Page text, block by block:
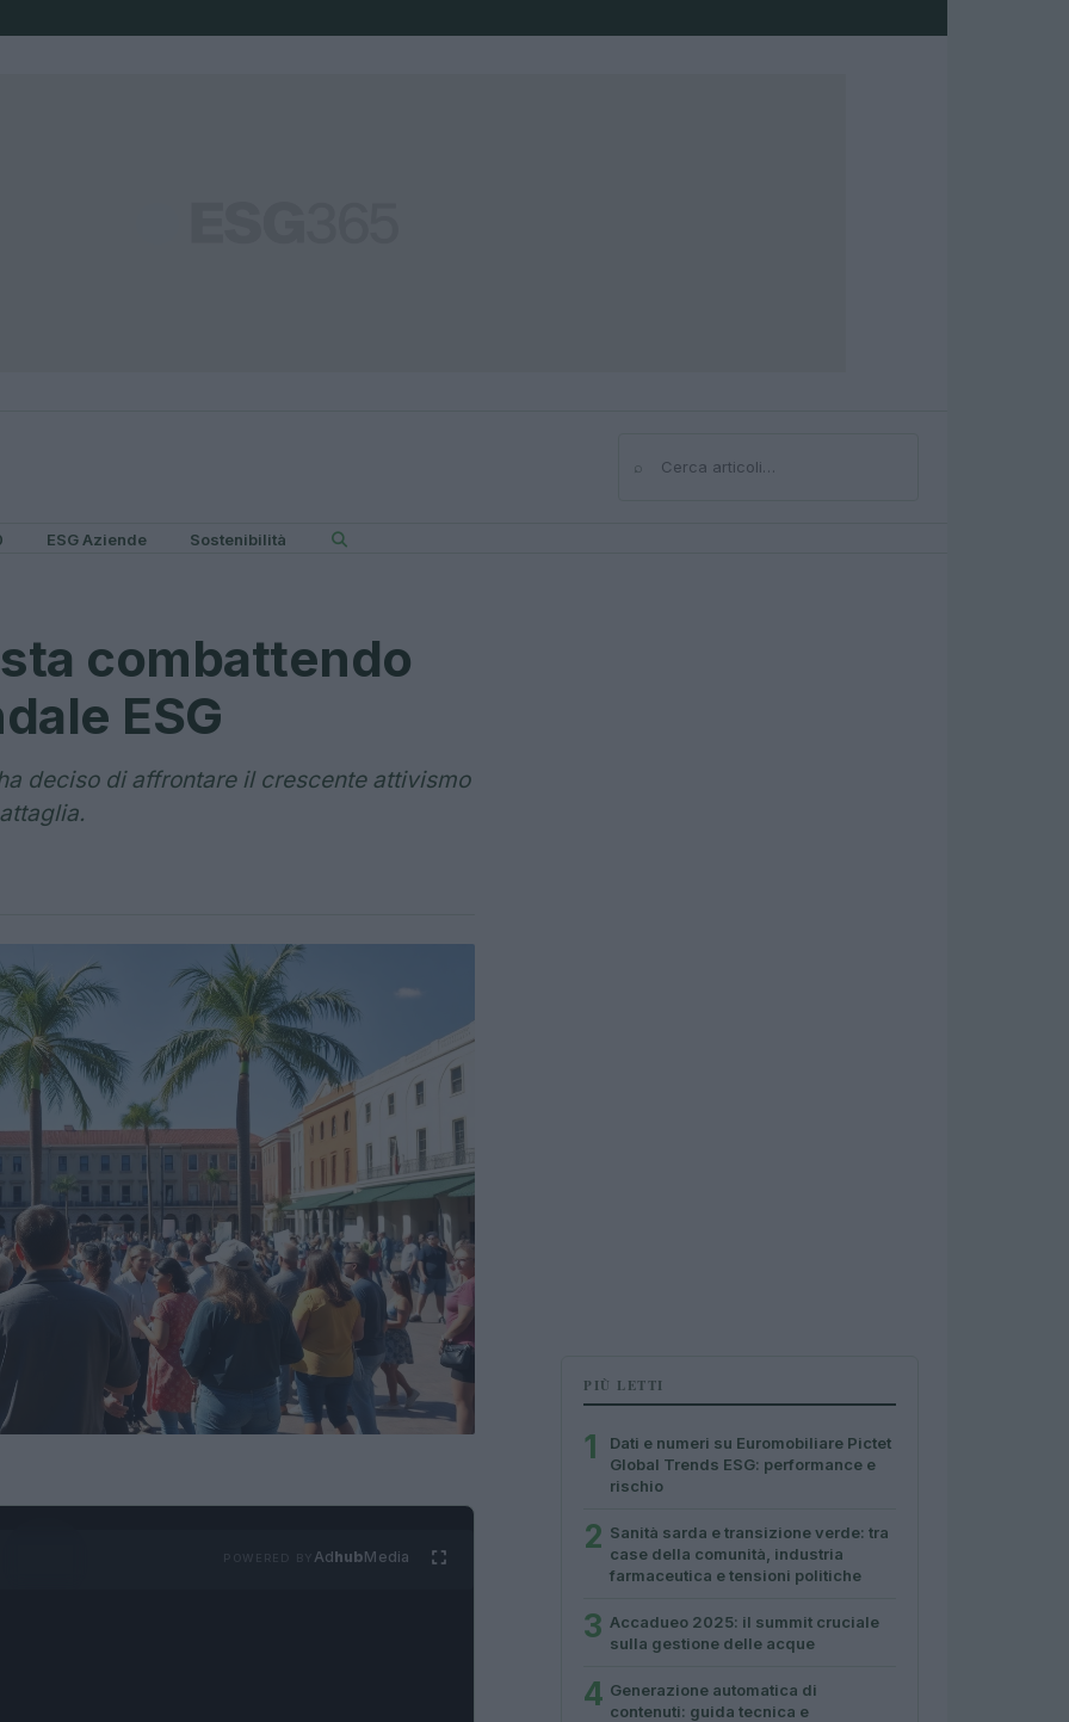
⌕Cerca
ESG Aziende Sostenibilità
combattendo
ESG
deciso di affrontare il crescente attivismo
AdhubMedia
PIÙ LETTI
1
Dati e numeri su Euromobiliare Pictet
Global Trends ESG: performance e
rischio
2 Sanità sarda e transizione verde: tra
case della comunità, industria
farmaceutica e tensioni politiche
3 Accadueo 2025: il summit cruciale
sulla gestione delle acque
4 Generazione automatica di
contenuti: guida tecnica e